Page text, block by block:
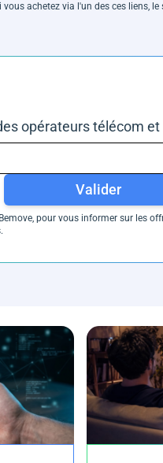
achetez via l'un des ces liens,
opérateurs télécom
Valider
pour vous informer sur les